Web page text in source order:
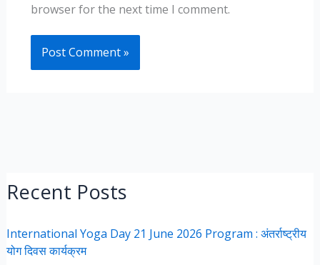
browser for the next time I comment.
Recent Posts
International Yoga Day 21 June 2026 Program : अंतर्राष्ट्रीय
योग दिवस कार्यक्रम